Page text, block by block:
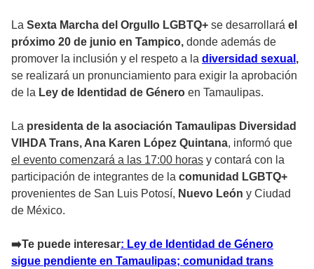
La Sexta Marcha del Orgullo LGBTQ+ se desarrollará el
próximo 20 de junio en Tampico, donde además de
promover la inclusión y el respeto a la diversidad sexual ,
se realizará un pronunciamiento para exigir la aprobación
de la Ley de Identidad de Género en Tamaulipas.
La presidenta de la asociación Tamaulipas Diversidad
VIHDA Trans, Ana Karen López Quintana, informó que
el evento comenzará a las 17:00 horas y contará con la
participación de integrantes de la comunidad LGBTQ+
provenientes de San Luis Potosí, Nuevo León y Ciudad
de México.
➡️Te puede interesar: Ley de Identidad de Género
sigue pendiente en Tamaulipas; comunidad trans